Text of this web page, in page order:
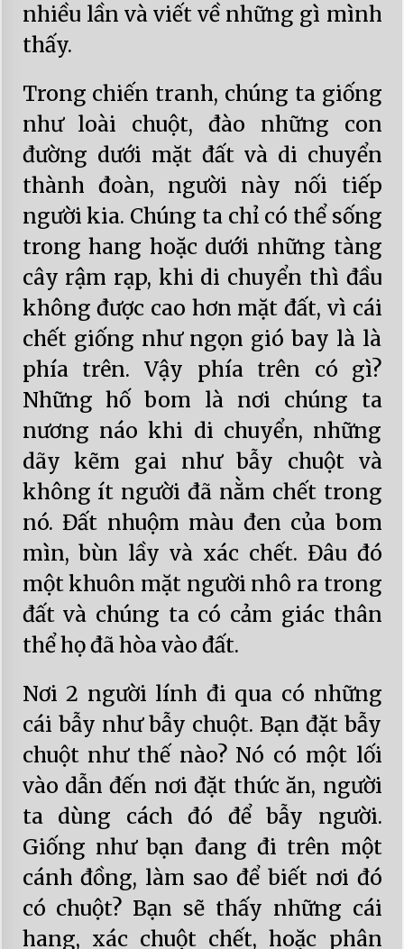
nhiều lần và viết về những gì mình
thấy.
Trong chiến tranh, chúng ta giống
như loài chuột, đào những con
đường dưới mặt đất và di chuyển
thành đoàn, người này nối tiếp
người kia. Chúng ta chỉ có thể sống
trong hang hoặc dưới những tàng
cây rậm rạp, khi di chuyển thì đầu
không được cao hơn mặt đất, vì cái
chết giống như ngọn gió bay là là
phía trên. Vậy phía trên có gì?
Những hố bom là nơi chúng ta
nương náo khi di chuyển, những
dãy kẽm gai như bẫy chuột và
không ít người đã nằm chết trong
nó. Đất nhuộm màu đen của bom
mìn, bùn lầy và xác chết. Đâu đó
một khuôn mặt người nhô ra trong
đất và chúng ta có cảm giác thân
thể họ đã hòa vào đất.
Nơi 2 người lính đi qua có những
cái bẫy như bẫy chuột. Bạn đặt bẫy
chuột như thế nào? Nó có một lối
vào dẫn đến nơi đặt thức ăn, người
ta dùng cách đó để bẫy người.
Giống như bạn đang đi trên một
cánh đồng, làm sao để biết nơi đó
có chuột? Bạn sẽ thấy những cái
hang, xác chuột chết, hoặc phân